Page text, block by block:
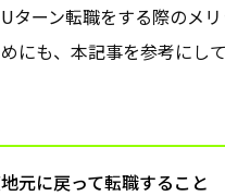
ターン転職をする際のメ
にも、本記事を参考にして
元に戻って転職すること